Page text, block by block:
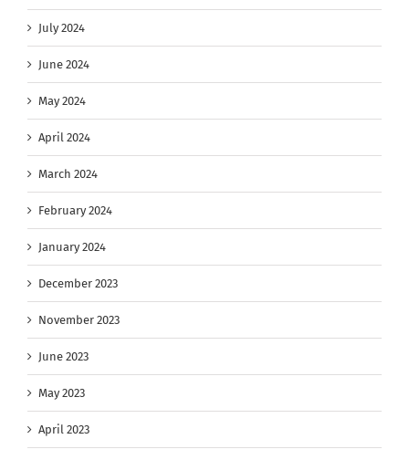
July 2024
June 2024
May 2024
April 2024
March 2024
February 2024
January 2024
December 2023
November 2023
June 2023
May 2023
April 2023